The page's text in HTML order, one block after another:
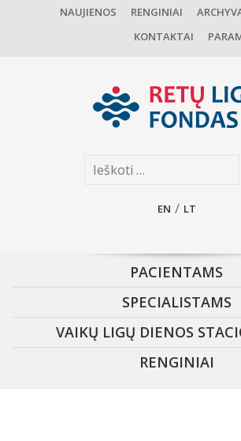
NAUJIENOS RENGINIAI
KONTAKTAI
EN LT
PACIENTAMS
SPECIALISTAMS
VAIKŲ LIGŲ DIENOS
RENGINIAI